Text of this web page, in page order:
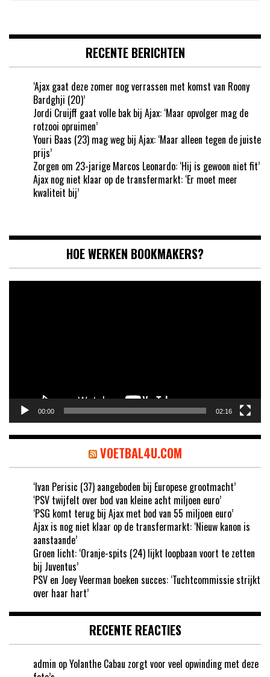
RECENTE BERICHTEN
‘Ajax gaat deze zomer nog verrassen met komst van Roony
Bardghji (20)’
Jordi Cruijff gaat volle bak bij Ajax: ‘Maar opvolger mag de
rotzooi opruimen’
Youri Baas (23) mag weg bij Ajax: ‘Maar alleen tegen de juiste
prijs’
Zorgen om 23-jarige Marcos Leonardo: ‘Hij is gewoon niet fit’
Ajax nog niet klaar op de transfermarkt: ‘Er moet meer
kwaliteit bij’
HOE WERKEN BOOKMAKERS?
00:00 02:16
VOETBAL4U.COM
‘Ivan Perisic (37) aangeboden bij Europese grootmacht’
‘PSV twijfelt over bod van kleine acht miljoen euro’
‘PSG komt terug bij Ajax met bod van 55 miljoen euro’
Ajax is nog niet klaar op de transfermarkt: ‘Nieuw kanon is
aanstaande’
Groen licht: ‘Oranje-spits (24) lijkt loopbaan voort te zetten
bij Juventus’
PSV en Joey Veerman boeken succes: ‘Tuchtcommissie strijkt
over haar hart’
RECENTE REACTIES
admin opYolanthe Cabau zorgt voor veel opwinding met deze